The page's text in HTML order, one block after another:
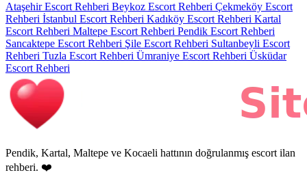
Ataşehir Escort Rehberi Beykoz Escort Rehberi Çekmeköy Escort
Rehberi İstanbul Escort Rehberi Kadıköy Escort Rehberi Kartal
Escort Rehberi Maltepe Escort Rehberi Pendik Escort Rehberi
Sancaktepe Escort Rehberi Şile Escort Rehberi Sultanbeyli Escort
Rehberi Tuzla Escort Rehberi Ümraniye Escort Rehberi Üsküdar
Escort Rehberi
Pendik, Kartal, Maltepe ve Kocaeli hattının doğrulanmış escort ilan
rehberi. ❤️